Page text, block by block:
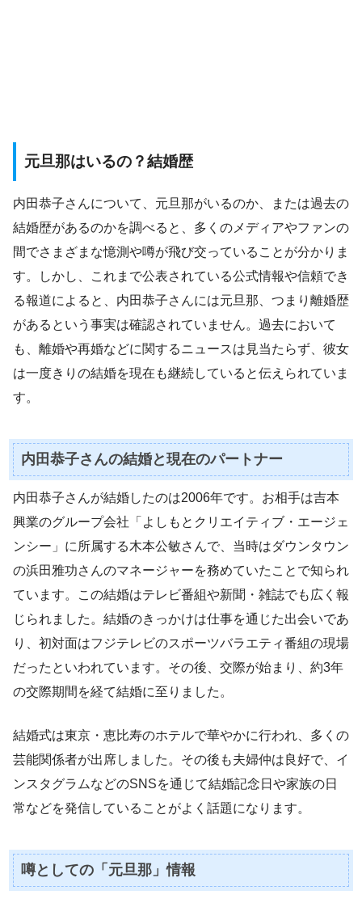
元旦那はいるの？結婚歴
内田恭子さんについて、元旦那がいるのか、または過去の
結婚歴があるのかを調べると、多くのメディアやファンの
間でさまざまな憶測や噂が飛び交っていることが分かりま
す。しかし、これまで公表されている公式情報や信頼でき
る報道によると、内田恭子さんには元旦那、つまり離婚歴
があるという事実は確認されていません。過去において
も、離婚や再婚などに関するニュースは見当たらず、彼女
は一度きりの結婚を現在も継続していると伝えられていま
す。
内田恭子さんの結婚と現在のパートナー
内田恭子さんが結婚したのは2006年です。お相手は吉本
興業のグループ会社「よしもとクリエイティブ・エージェ
ンシー」に所属する木本公敏さんで、当時はダウンタウン
の浜田雅功さんのマネージャーを務めていたことで知られ
ています。この結婚はテレビ番組や新聞・雑誌でも広く報
じられました。結婚のきっかけは仕事を通じた出会いであ
り、初対面はフジテレビのスポーツバラエティ番組の現場
だったといわれています。その後、交際が始まり、約3年
の交際期間を経て結婚に至りました。
結婚式は東京・恵比寿のホテルで華やかに行われ、多くの
芸能関係者が出席しました。その後も夫婦仲は良好で、イ
ンスタグラムなどのSNSを通じて結婚記念日や家族の日
常などを発信していることがよく話題になります。
噂としての「元旦那」情報